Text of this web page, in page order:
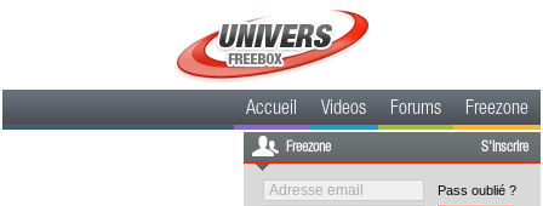
Accueil Videos Forums Freezone
Freezone S'inscrire
Pass oublié ?